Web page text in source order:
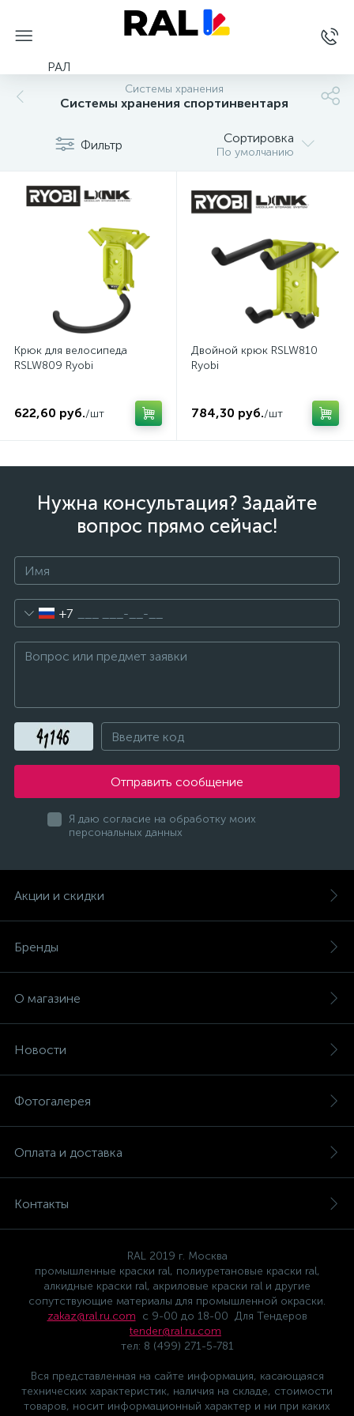
РАЛ
Системы хранения
Системы хранения спортинвентаря
Фильтр Сортировка
По умолчанию
Крюк для велосипеда
RSLW809 Ryobi
622,60 руб./шт
Двойной крюк RSLW810
Ryobi
784,30 руб./шт
Нужна консультация? Задайте
вопрос прямо сейчас!
+7
Отправить сообщение
Я даю согласие на обработку моих
персональных данных
Акции и скидки
Бренды
О магазине
Новости
Фотогалерея
Оплата и доставка
Контакты
RAL 2019 г. Москва
промышленные краски ral, полиуретановые краски ral,
алкидные краски ral, акриловые краски ral и другие
сопутствующие материалы для промышленной окраски.
zakaz@ral.ru.com с 9-00 до 18-00 Для Тендеров
tender@ral.ru.com
тел: 8 (499) 271-5-781
Вся представленная на сайте информация, касающаяся
технических характеристик, наличия на складе, стоимости
товаров, носит информационный характер и ни при каких